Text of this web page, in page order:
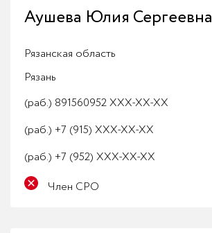
Аушева Юлия Сергеевна
Рязанская область
Рязань
(раб.) 891560952 XXX-XX-XX
(раб.) +7 (915) XXX-XX-XX
(раб.) +7 (952) XXX-XX-XX
Член СРО